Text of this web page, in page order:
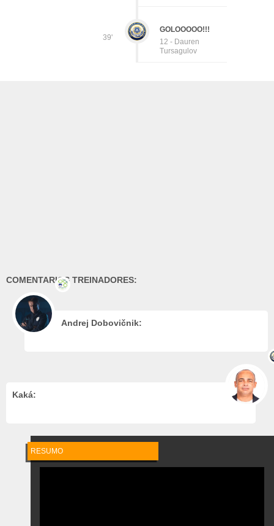
39'
GOLOOOOO!!!
12 - Dauren
Tursagulov
COMENTARIOS TREINADORES:
Andrej Dobovičnik:
Kaká:
RESUMO